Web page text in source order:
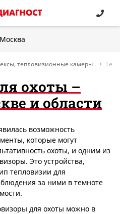
Москва
тепловизионные камеры
охоты –
и области
возможность
которые могут
охоты, и одним из
Это устройства,
тепловизии для
за ними в темноте
для охоты можно в